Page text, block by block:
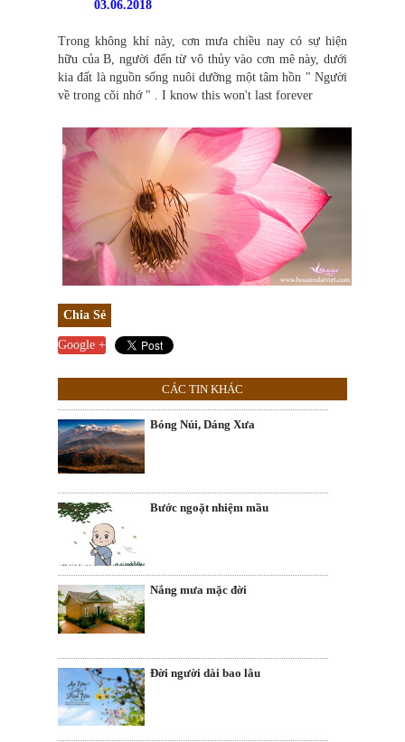
03.06.2018
Trong không khí này, cơn mưa chiều nay có sự hiện
hữu của B, người đến từ vô thủy vào cơn mê này, dưới
kia đất là nguồn sống nuôi dưỡng một tâm hồn " Người
về trong cõi nhớ " . I know this won't last forever
Chia Sẻ
Google +
CÁC TIN KHÁC
Bóng Núi, Dáng Xưa
Bước ngoặt nhiệm mầu
Nắng mưa mặc đời
Đời người dài bao lâu